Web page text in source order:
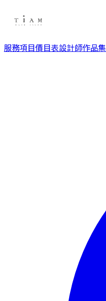
服務項目價目表設計師作品集